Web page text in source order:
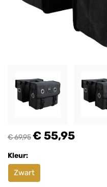
€ 69,95€ 55,95
Kleur:
Zwart